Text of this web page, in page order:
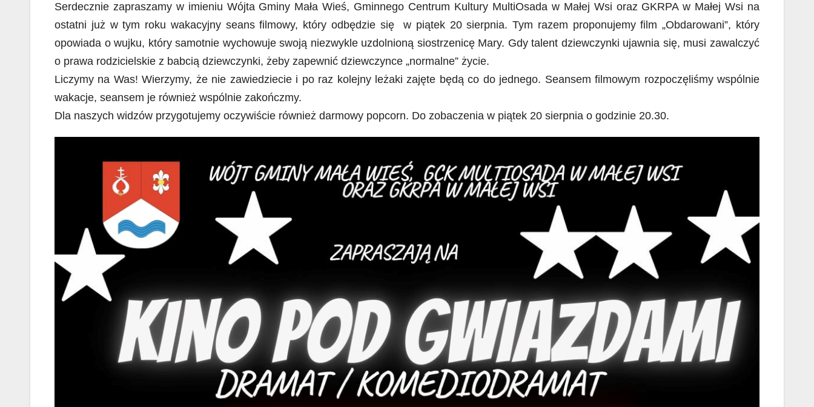
Serdecznie zapraszamy w imieniu Wójta Gminy Mała Wieś, Gminnego Centrum Kultury MultiOsada w Małej Wsi oraz GKRPA w Małej Wsi na
ostatni już w tym roku wakacyjny seans filmowy, który odbędzie się w piątek 20 sierpnia. Tym razem proponujemy film „Obdarowani”, który
opowiada o wujku, który samotnie wychowuje swoją niezwykle uzdolnioną siostrzenicę Mary. Gdy talent dziewczynki ujawnia się, musi zawalczyć
o prawa rodzicielskie z babcią dziewczynki, żeby zapewnić dziewczynce „normalne” życie.
Liczymy na Was! Wierzymy, że nie zawiedziecie i po raz kolejny leżaki zajęte będą co do jednego. Seansem filmowym rozpoczęliśmy wspólnie
wakacje, seansem je również wspólnie zakończmy.
Dla naszych widzów przygotujemy oczywiście również darmowy popcorn. Do zobaczenia w piątek 20 sierpnia o godzinie 20.30.